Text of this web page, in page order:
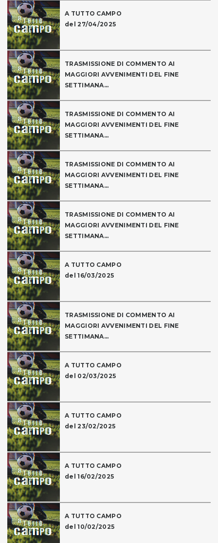
A TUTTO CAMPO
del 27/04/2025
TRASMISSIONE DI COMMENTO AI
MAGGIORI AVVENIMENTI DEL FINE
SETTIMANA...
TRASMISSIONE DI COMMENTO AI
MAGGIORI AVVENIMENTI DEL FINE
SETTIMANA...
TRASMISSIONE DI COMMENTO AI
MAGGIORI AVVENIMENTI DEL FINE
SETTIMANA...
TRASMISSIONE DI COMMENTO AI
MAGGIORI AVVENIMENTI DEL FINE
SETTIMANA...
A TUTTO CAMPO
del 16/03/2025
TRASMISSIONE DI COMMENTO AI
MAGGIORI AVVENIMENTI DEL FINE
SETTIMANA...
A TUTTO CAMPO
del 02/03/2025
A TUTTO CAMPO
del 23/02/2025
A TUTTO CAMPO
del 16/02/2025
A TUTTO CAMPO
del 10/02/2025